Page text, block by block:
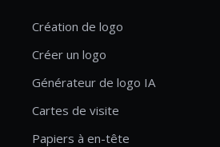
Création de logo
Créer un logo
Générateur de logo IA
Cartes de visite
Papiers à en-tête